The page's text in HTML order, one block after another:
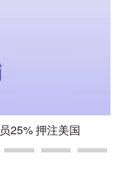
币安否认就破产传言